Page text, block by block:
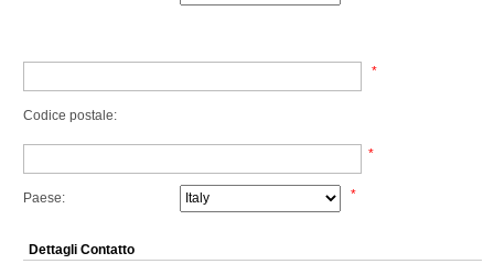
*
Codice postale:
*
Paese: *
Dettagli Contatto